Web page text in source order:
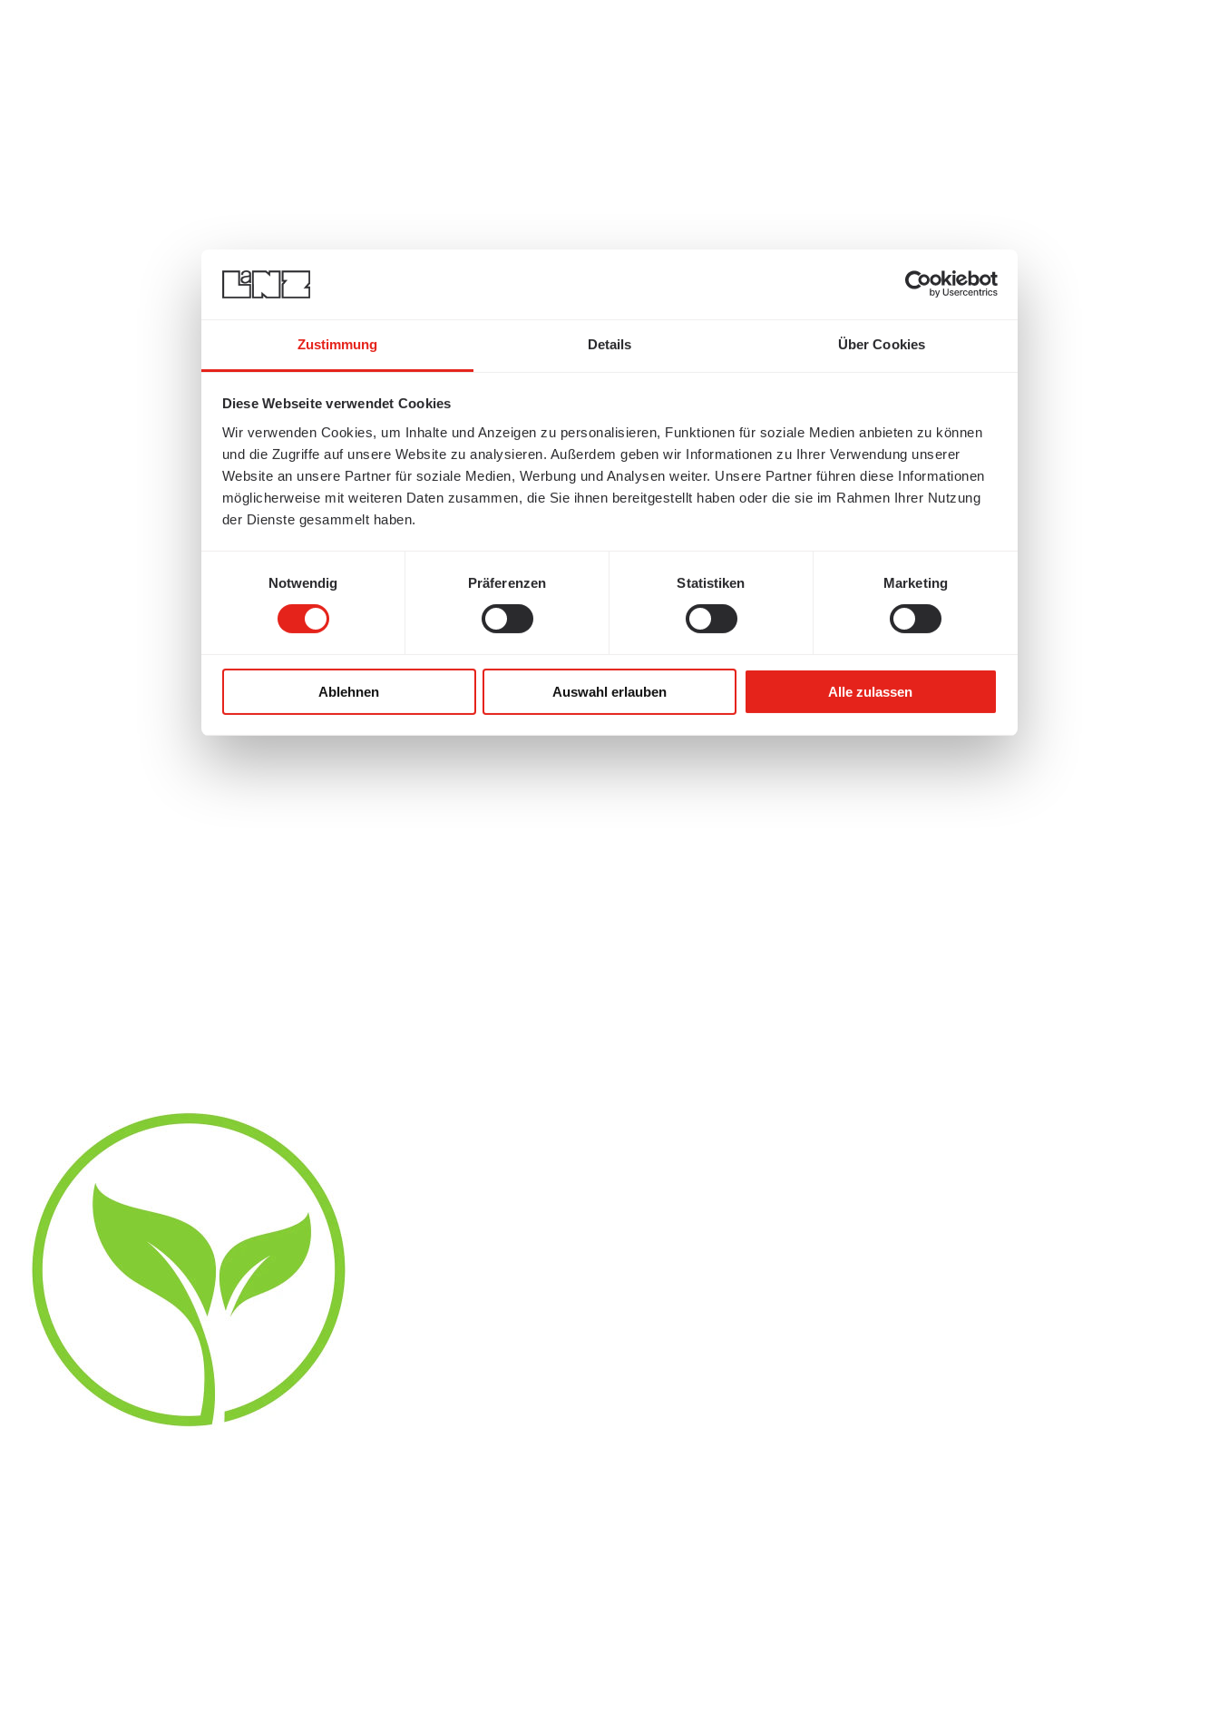
Zustimmung Details Über Cookies
Diese Webseite verwendet Cookies
Wir verwenden Cookies, um Inhalte und Anzeigen zu personalisieren, Funktionen für soziale Medien anbieten zu können
und die Zugriffe auf unsere Website zu analysieren. Außerdem geben wir Informationen zu Ihrer Verwendung unserer
Website an unsere Partner für soziale Medien, Werbung und Analysen weiter. Unsere Partner führen diese Informationen
möglicherweise mit weiteren Daten zusammen, die Sie ihnen bereitgestellt haben oder die sie im Rahmen Ihrer Nutzung
der Dienste gesammelt haben.
Notwendig
Präferenzen Statistiken Marketing
Ablehnen Auswahl erlauben Alle zulassen